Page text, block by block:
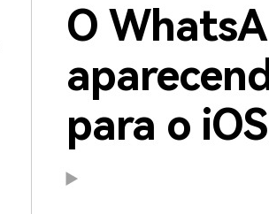
O
para o